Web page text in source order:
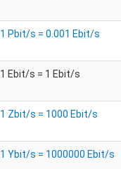
1 Pbit/s = 0.001 Ebit/s
1 Ebit/s = 1 Ebit/s
1 Zbit/s = 1000 Ebit/s
1 Ybit/s = 1000000 Ebit/s